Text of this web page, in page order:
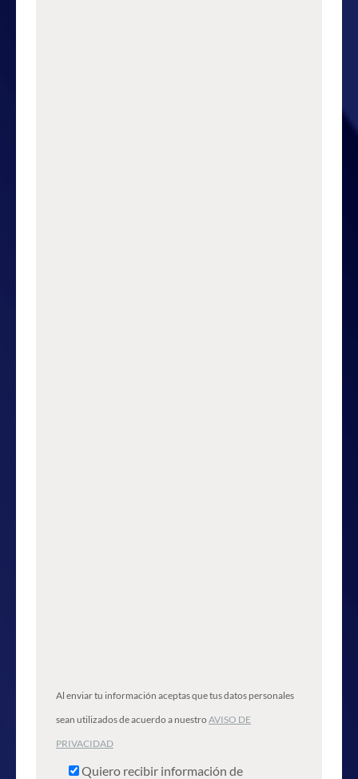
Al enviar tu información aceptas que tus datos personales
sean utilizados de acuerdo a nuestro AVISO DE
PRIVACIDAD
Quiero recibir información de